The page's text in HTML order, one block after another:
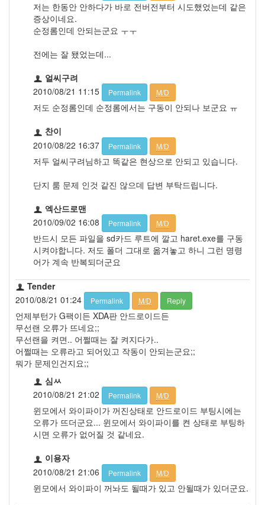
저는 한동안 안하다가 바로 전버전부터 시도했었는데 같은
증상이네요.
순정롬인데 안되는군요 ㅜㅜ
전에는 잘 됐었는데...
얼씨구려
2010/08/21 11:15
Permalink M/D
저도 순정롬인데 순정롬에서는 구동이 안되나 보군요 ㅠ
찬이
2010/08/22 16:37
Permalink M/D
저두 얼씨구려님하고 똑같은 현상으로 안되고 있습니다.
단지 룸 문제 인것 같진 않으데 답변 부탁드립니다.
엑산드로맨
2010/09/02 16:08
Permalink M/D
반드시 모든 파일을 sd카드 루트에 깔고 haret.exe를 구동
시켜야합니다. 저도 폴더 그대로 옮겨놓고 하니 그런 명령
어가 계속 반복되더군요
Tender
2010/08/21 01:24
Permalink M/D Reply
언제부턴가 G팩이든 XDA판 안드로이드든
무선랜 오류가 뜨네요;;
무선랜을 켜면.. 어쩔때는 잘 켜지다가..
어쩔때는 오류라고 되어있고 작동이 안되는군요;;
뭐가 문제인건지요;;
심ㅆ
2010/08/21 21:02
Permalink M/D
윈모에서 와이파이가 꺼진상태로 안드로이드 부팅시에는
오류가 뜨더군요... 윈모에서 와이파이를 켠 상태로 부팅하
시면 오류가 없어질 것 같네요.
이용자
2010/08/21 21:06
Permalink M/D
윈모에서 와이파이 꺼놔도 될때가 있고 안될때가 있더군요.